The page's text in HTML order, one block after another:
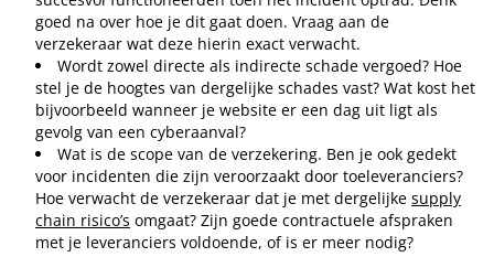
goed na over hoe je dit gaat doen. Vraag aan de
verzekeraar wat deze hierin exact verwacht.
Wordt zowel directe als indirecte schade vergoed? Hoe
stel je de hoogtes van dergelijke schades vast? Wat kost het
bijvoorbeeld wanneer je website er een dag uit ligt als
gevolg van een cyberaanval?
Wat is de scope van de verzekering. Ben je ook gedekt
voor incidenten die zijn veroorzaakt door toeleveranciers?
Hoe verwacht de verzekeraar dat je met dergelijke supply
chain risico’s omgaat? Zijn goede contractuele afspraken
met je leveranciers voldoende, of is er meer nodig?